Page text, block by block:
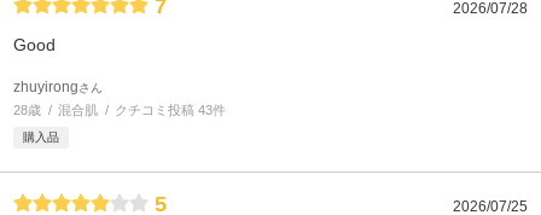
7 2026/07/28
Good
zhuyirongさん
28歳 混合肌 クチコミ投稿 43件
購入品
5 2026/07/25